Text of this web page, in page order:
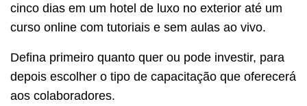
cinco dias em um hotel de luxo no exterior até um
curso online com tutoriais e sem aulas ao vivo.
Defina primeiro quanto quer ou pode investir, para
depois escolher o tipo de capacitação que oferecerá
aos colaboradores.